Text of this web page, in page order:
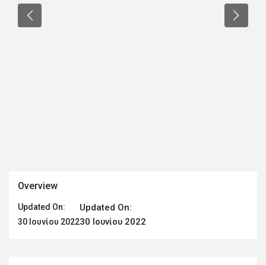
Overview
Updated On:
30 Ιουνίου 2022
Updated On:
30 Ιουνίου 2022